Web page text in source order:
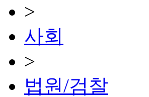
>
사회
>
법원/검찰